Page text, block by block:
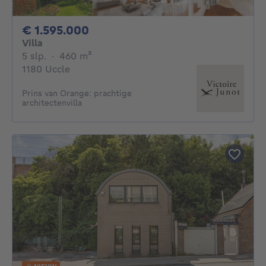
€ 1.595.000
Villa
5 slp. 5 slaapkamers
· 460 m²
1180 Uccle
Prins van Orange: prachtige
architectenvilla